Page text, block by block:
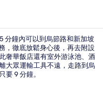
分鐘內可以到烏節路和新加坡
，徹底放鬆身心後，再去附設
奢華飯店還有室外游泳池、酒
大眾運輸工具不遠，走路到烏
9 分鐘。